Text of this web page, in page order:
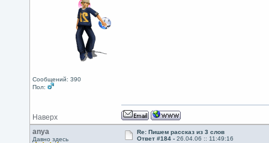
Сообщений: 390
Пол:
Наверх
anya
Давно здесь
Re: Пишем рассказ из 3 слов
Ответ #184 - 26.04.06 :: 11:49:16